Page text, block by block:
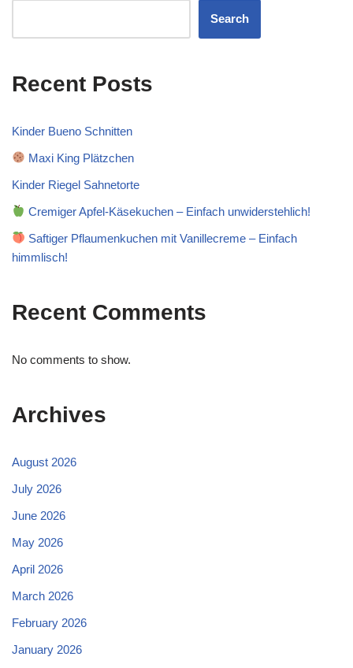
Search
Recent Posts
Kinder Bueno Schnitten
Maxi King Plätzchen
Kinder Riegel Sahnetorte
Cremiger Apfel-Käsekuchen – Einfach unwiderstehlich!
Saftiger Pflaumenkuchen mit Vanillecreme – Einfach
himmlisch!
Recent Comments
No comments to show.
Archives
August 2026
July 2026
June 2026
May 2026
April 2026
March 2026
February 2026
January 2026